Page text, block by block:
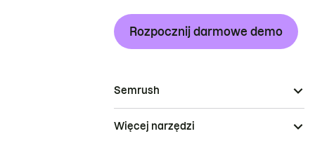
Rozpocznij darmowe demo
Semrush
Więcej narzędzi